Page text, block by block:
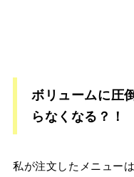
ボリュームに圧
らなくなる？！
私が注文したメニュー